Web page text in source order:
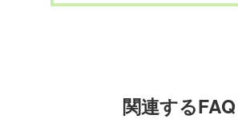
関連するFAQ